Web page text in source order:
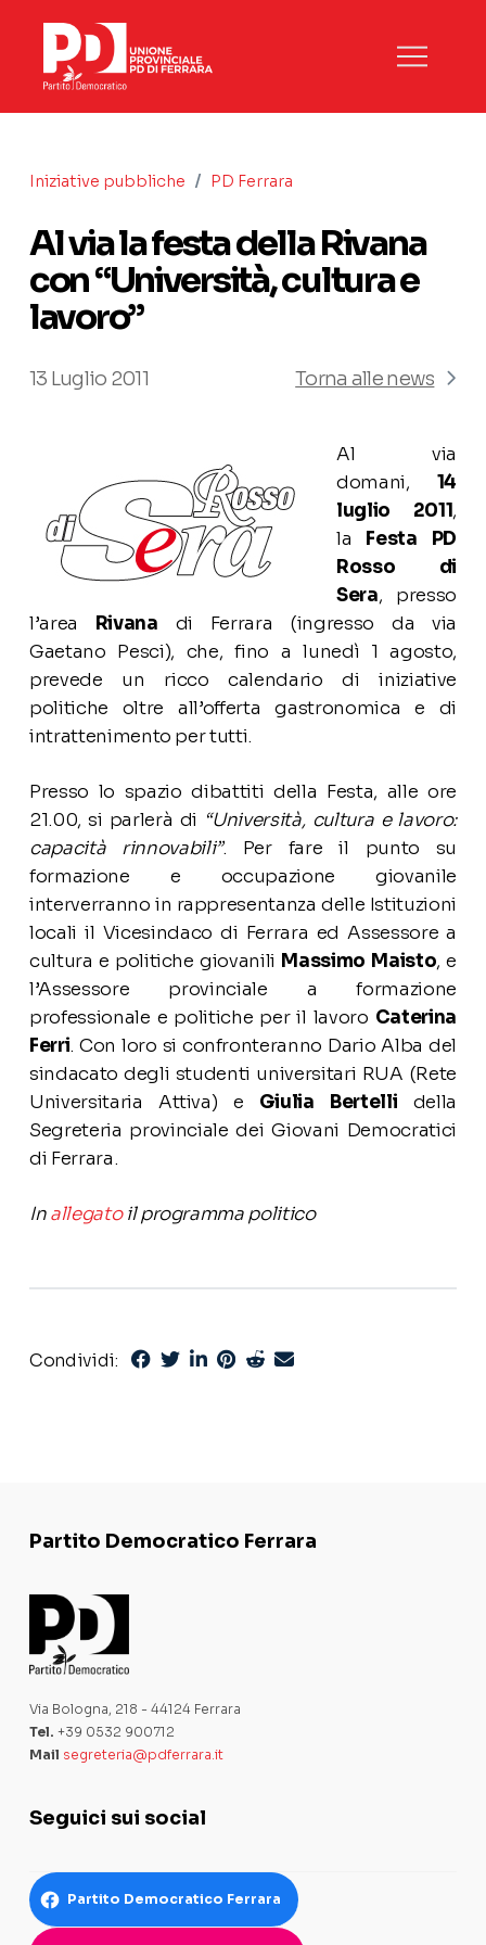
Iniziative pubbliche / PD Ferrara
Al via la festa della Rivana
con “Università, cultura e
lavoro”
13 Luglio 2011 Torna alle news
Al via
domani, 14
luglio 2011,
la
Festa PD
Rosso di
Sera, presso
l’area Rivana di Ferrara (ingresso da via
Gaetano Pesci), che, fino a lunedì 1 agosto,
prevede un ricco calendario di iniziative
politiche oltre all’offerta gastronomica e di
intrattenimento per tutti.
Presso lo spazio dibattiti della Festa, alle ore
21.00, si parlerà di “Università, cultura e lavoro:
capacità rinnovabili”. Per fare il punto su
formazione e occupazione giovanile
interverranno in rappresentanza delle Istituzioni
locali il Vicesindaco di Ferrara ed Assessore a
cultura e politiche giovanili Massimo Maisto, e
l’Assessore provinciale a formazione
professionale e politiche per il lavoro Caterina
Ferri. Con loro si confronteranno Dario Alba del
sindacato degli studenti universitari RUA (Rete
Universitaria Attiva) e Giulia Bertelli della
Segreteria provinciale dei Giovani Democratici
di Ferrara.
Inallegatoil programma politico
Condividi:
Partito Democratico Ferrara
Via Bologna, 218 - 44124 Ferrara
Tel. +39 0532 900712
Mail segreteria@pdferrara.it
Seguici sui social
Partito Democratico Ferrara